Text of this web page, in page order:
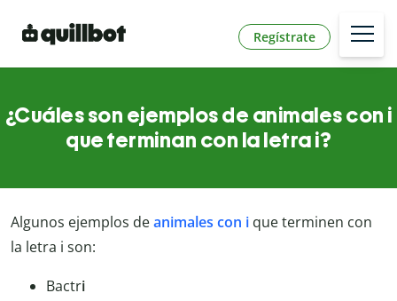
Regístrate
¿Cuáles son ejemplos de animales con i
que terminan con la letra i?
Algunos ejemplos deanimales con i que terminen con
la letra i son:
Bactri